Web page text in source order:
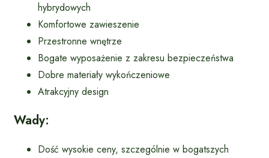
hybrydowych
Komfortowe zawieszenie
Przestronne wnętrze
Bogate wyposażenie z zakresu bezpieczeństwa
Dobre materiały wykończeniowe
Atrakcyjny design
Wady:
Dość wysokie ceny, szczególnie w bogatszych